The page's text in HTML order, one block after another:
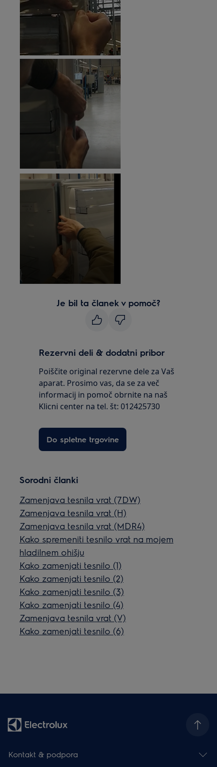
Je bil ta članek v pomoč?
Rezervni deli & dodatni pribor
Poiščite original rezervne dele za Vaš
aparat. Prosimo vas, da se za več
informacij in pomoč obrnite na naš
Klicni center na tel. št: 012425730
Do spletne trgovine
Sorodni članki
Zamenjava tesnila vrat (7DW)
Zamenjava tesnila vrat (H)
Zamenjava tesnila vrat (MDR4)
Kako spremeniti tesnilo vrat na mojem
hladilnem ohišju
Kako zamenjati tesnilo (1)
Kako zamenjati tesnilo (2)
Kako zamenjati tesnilo (3)
Kako zamenjati tesnilo (4)
Zamenjava tesnila vrat (V)
Kako zamenjati tesnilo (6)
Kontakt & podpora